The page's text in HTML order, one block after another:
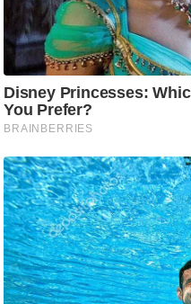
फि
ल्म
स
मी
क्षा
r
e
a
k
i
n